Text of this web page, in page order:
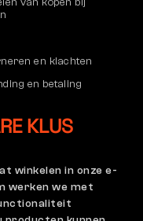
en klachten
en betaling
voor B2B
en
KLUS
winkelen in onze e-
werken we met